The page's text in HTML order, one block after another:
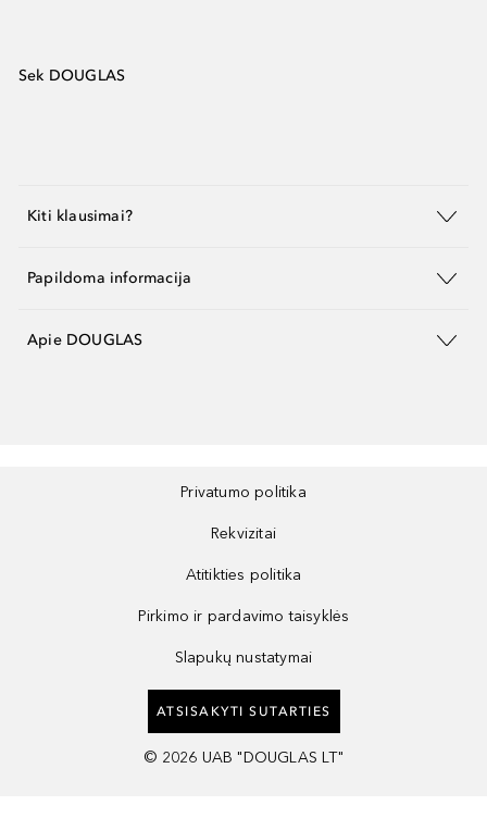
Sek DOUGLAS
Kiti klausimai?
Papildoma informacija
Apie DOUGLAS
Privatumo politika
Rekvizitai
Atitikties politika
Pirkimo ir pardavimo taisyklės
Slapukų nustatymai
ATSISAKYTI SUTARTIES
© 2026 UAB "DOUGLAS LT"